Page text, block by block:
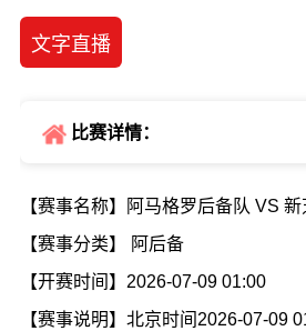
文字直播
比赛详情：
【赛事名称】阿马格罗后备队 VS
【赛事分类】 阿后备
【开赛时间】2026-07-09 01:00
【赛事说明】北京时间2026-07-09